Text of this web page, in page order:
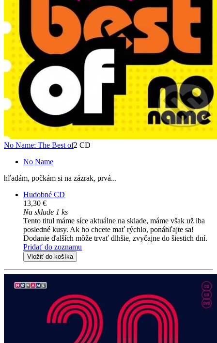
No Name: The Best of2 CD
No Name
hľadám, počkám si na zázrak, prvá...
Hudobné CD
13,30 €
Na sklade 1 ks
Tento titul máme síce aktuálne na sklade, máme však už iba
posledné kusy. Ak ho chcete mať rýchlo, ponáhľajte sa!
Dodanie ďalších môže trvať dlhšie, zvyčajne do šiestich dní.
Pridať do zoznamu
Vložiť do košíka